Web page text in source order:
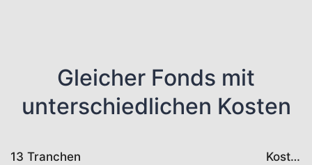
Gleicher Fonds mit
unterschiedlichen Kosten
13 Tranchen Kosten